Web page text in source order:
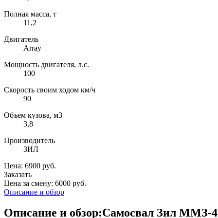
Полная масса, т
11,2
Двигатель
Array
Мощность двигателя, л.с.
100
Скорость своим ходом км/ч
90
Объем кузова, м3
3,8
Производитель
ЗИЛ
Цена: 6900 руб.
Заказать
Цена за смену: 6000 руб.
Описание и обзор
Описание и обзор:Самосвал Зил ММЗ-